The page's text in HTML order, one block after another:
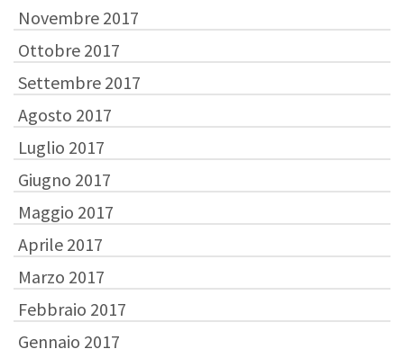
Novembre 2017
Ottobre 2017
Settembre 2017
Agosto 2017
Luglio 2017
Giugno 2017
Maggio 2017
Aprile 2017
Marzo 2017
Febbraio 2017
Gennaio 2017